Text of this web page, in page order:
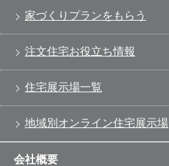
家づくりプランをもらう
注文住宅お役立ち情報
住宅展示場一覧
地域別オンライン住宅展示場
会社概要